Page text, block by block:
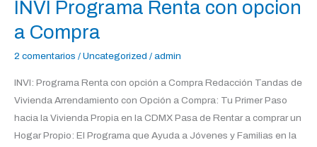
INVI Programa Renta con opcion
a Compra
2 comentarios / Uncategorized / admin
INVI: Programa Renta con opción a Compra Redacción Tandas de
Vivienda Arrendamiento con Opción a Compra: Tu Primer Paso
hacia la Vivienda Propia en la CDMX Pasa de Rentar a comprar un
Hogar Propio: El Programa que Ayuda a Jóvenes y Familias en la
Renta
a
Compra